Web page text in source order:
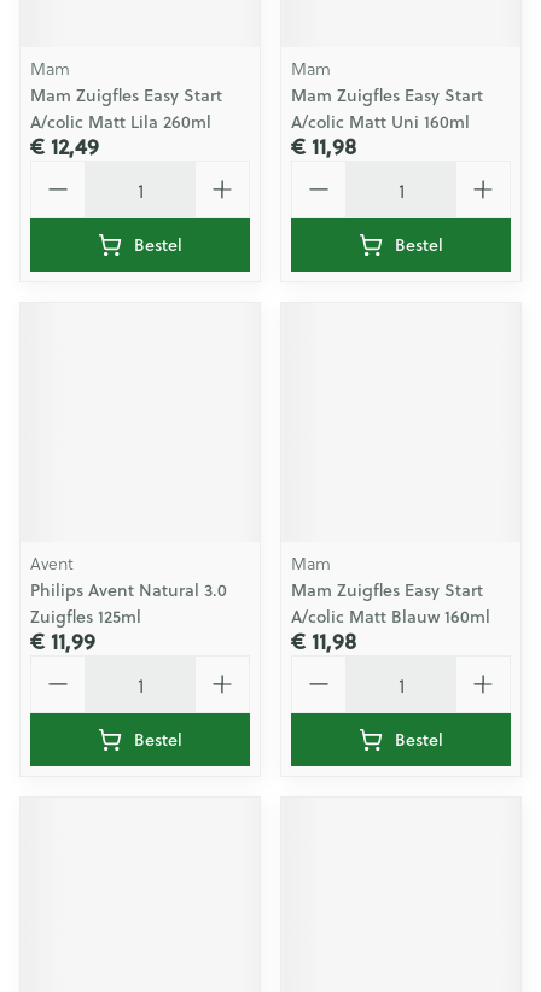
Mam
Mam Zuigfles Easy Start
A/colic Matt Lila 260ml
€ 12,49
Bestel
Mam
Mam Zuigfles Easy Start
A/colic Matt Uni 160ml
€ 11,98
Bestel
Avent
Philips Avent Natural 3.0
Zuigfles 125ml
€ 11,99
Bestel
Mam
Mam Zuigfles Easy Start
A/colic Matt Blauw 160ml
€ 11,98
Bestel